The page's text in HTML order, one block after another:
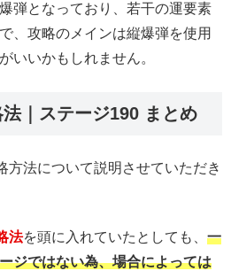
弾となっており、若干の運要素
、攻略のメインは縦爆弾を使用
いいかもしれません。
｜ステージ190 まとめ
方法について説明させていただき
法を頭に入れていたとしても、 一
ジではない為、場合によっては